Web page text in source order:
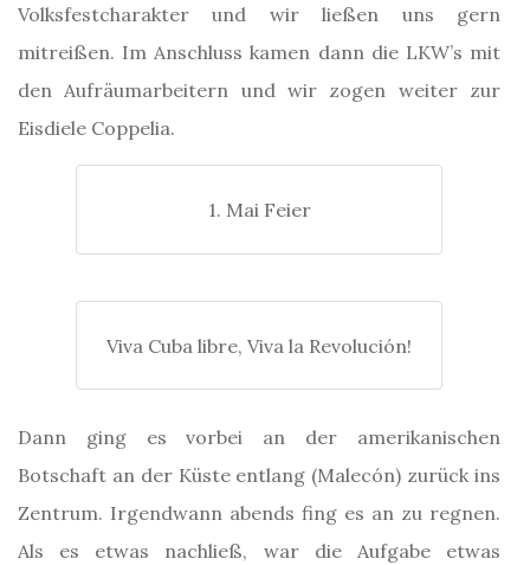
Volksfestcharakter und wir ließen uns gern
mitreißen. Im Anschluss kamen dann die LKW’s mit
den Aufräumarbeitern und wir zogen weiter zur
Eisdiele Coppelia.
1. Mai Feier
Viva Cuba libre, Viva la Revolución!
Dann ging es vorbei an der amerikanischen
Botschaft an der Küste entlang (Malecón) zurück ins
Zentrum. Irgendwann abends fing es an zu regnen.
Als es etwas nachließ, war die Aufgabe etwas